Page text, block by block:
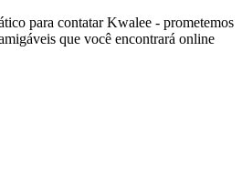
para contatar Kwalee - prometemos
que você encontrará online